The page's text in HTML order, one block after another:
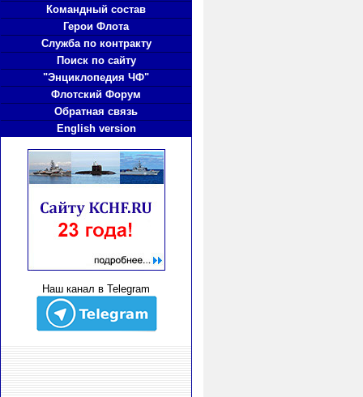
Командный состав
Герои Флота
Служба по контракту
Поиск по сайту
"Энциклопедия ЧФ"
Флотский Форум
Обратная связь
English version
Наш канал в Telegram